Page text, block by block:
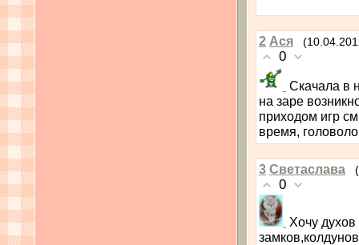
2 Ася
0
Скачала в
на заре
приходом игр
время,
3 Светаслава
0
Хочу